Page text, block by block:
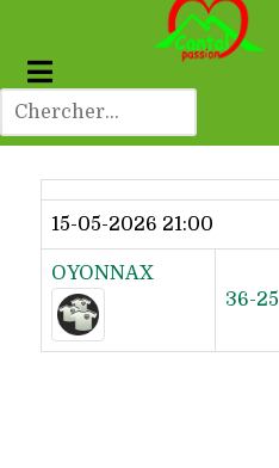
Dernier résultat
15-05-2026 21:00
OYONNAX
36-25